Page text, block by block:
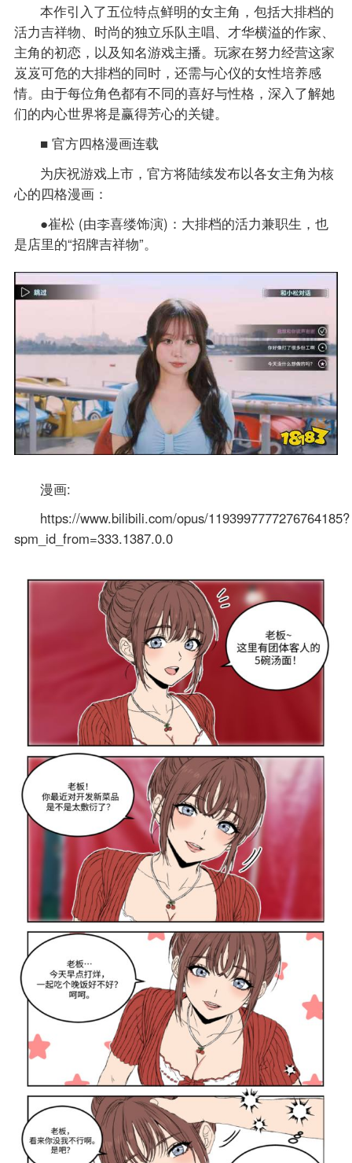
本作引入了五位特点鲜明的女主角，包括大排档的
活力吉祥物、时尚的独立乐队主唱、才华横溢的作家、
主角的初恋，以及知名游戏主播。玩家在努力经营这家
岌岌可危的大排档的同时，还需与心仪的女性培养感
情。由于每位角色都有不同的喜好与性格，深入了解她
们的内心世界将是赢得芳心的关键。
■ 官方四格漫画连载
为庆祝游戏上市，官方将陆续发布以各女主角为核
心的四格漫画：
●崔松 (由李喜缕饰演)：大排档的活力兼职生，也
是店里的“招牌吉祥物”。
漫画:
https://www.bilibili.com/opus/1193997777276764185?
spm_id_from=333.1387.0.0